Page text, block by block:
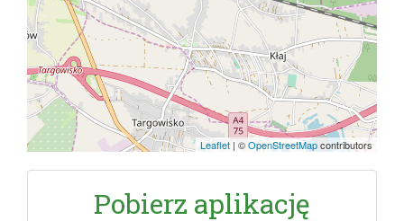
Leaflet | ©OpenStreetMapcontributors
Pobierz aplikację